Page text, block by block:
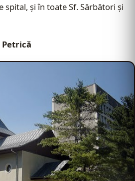
spital, şi în toate Sf. Sărbători şi
Petrică